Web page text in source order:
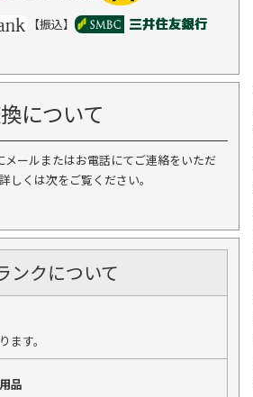
【振込】
について
ールまたはお電話にてご連絡をいただ
しくは次をご覧ください。
ンクについて
ます。
品